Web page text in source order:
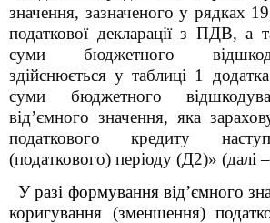
значення, зазначеного у рядках
податкової декларації з ПДВ, а
суми бюджетного
здійснюється у таблиці 1
суми бюджетного
від’ємного значення, яка
податкового кредиту
(податкового) періоду (Д2)» (далі
У разі формування від’ємного
коригування (зменшення)